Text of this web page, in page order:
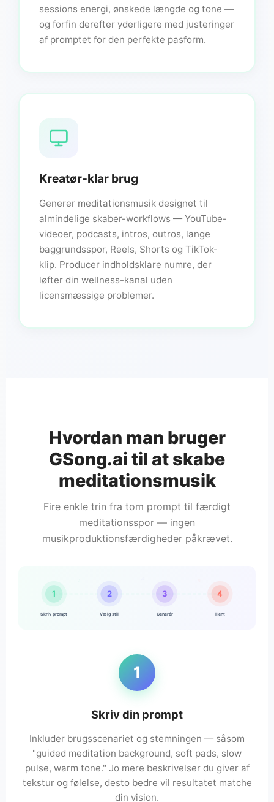
sessions energi, ønskede længde og tone —
og forfin derefter yderligere med justeringer
af promptet for den perfekte pasform.
Kreatør-klar brug
Generer meditationsmusik designet til
almindelige skaber-workflows — YouTube-
videoer, podcasts, intros, outros, lange
baggrundsspor, Reels, Shorts og TikTok-
klip. Producer indholdsklare numre, der
løfter din wellness-kanal uden
licensmæssige problemer.
Hvordan man bruger
GSong.ai til at skabe
meditationsmusik
Fire enkle trin fra tom prompt til færdigt
meditationsspor — ingen
musikproduktionsfærdigheder påkrævet.
1
Skriv prompt
2
Vælg stil
3
Generér
4
Hent
1
Skriv din prompt
Inkluder brugsscenariet og stemningen — såsom
"guided meditation background, soft pads, slow
pulse, warm tone." Jo mere beskrivelser du giver af
tekstur og følelse, desto bedre vil resultatet matche
din vision.